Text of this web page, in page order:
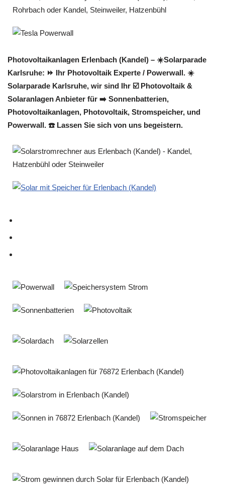
Photovoltaikanlagen Erlenbach (Kandel) – ☀️Solarparade
Karlsruhe: ⏩ Ihr Photovoltaik Experte / Powerwall. ☀️
Solarparade Karlsruhe, wir sind Ihr ☑️ Photovoltaik &
Solaranlagen Anbieter für ➡️ Sonnenbatterien,
Photovoltaikanlagen, Photovoltaik, Stromspeicher, und
Powerwall. ☎️ Lassen Sie sich von uns begeistern.